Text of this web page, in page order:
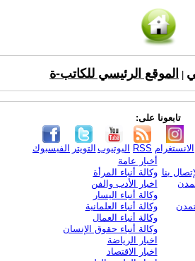
الموقع الرئيسي للكاتب-ة
تابعونا على:
الفيسبوك التويتر اليوتيوب RSS الانستغرام
بنا
أخبار عامة
وكالة أنباء المرأة
اخبار الأدب والفن
وكالة أنباء اليسار
وكالة أنباء العلمانية
وكالة أنباء العمال
وكالة أنباء حقوق الإنسان
اخبار الرياضة
اخبار الاقتصاد